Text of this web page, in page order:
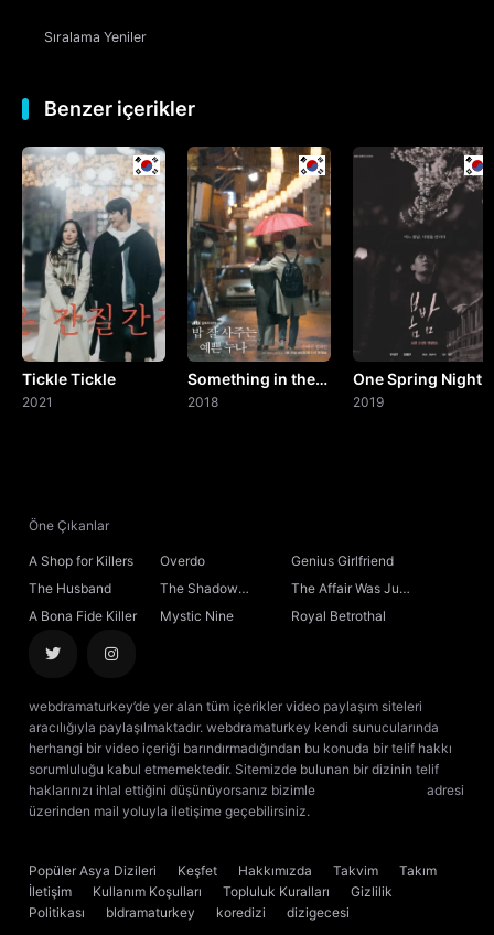
14. Bölüm
15. Bölüm
16. Bölüm Final
Sıralama Yeniler
Benzer içerikler
Tickle Tickle
2021
Something in the
Rain
2018
One Spring Night
2019
Öne Çıkanlar
A Shop for Killers Overdo
Genius Girlfriend
The Husband
The Shadow
Sovereign
The Affair Was Just
the Beginning
A Bona Fide Killer Mystic Nine Royal Betrothal
webdramaturkey’de yer alan tüm içerikler video paylaşım siteleri
aracılığıyla paylaşılmaktadır. webdramaturkey kendi sunucularında
herhangi bir video içeriği barındırmadığından bu konuda bir telif hakkı
sorumluluğu kabul etmemektedir. Sitemizde bulunan bir dizinin telif
haklarınızı ihlal ettiğini düşünüyorsanız bizimle
adresi
üzerinden mail yoluyla iletişime geçebilirsiniz.
Popüler Asya Dizileri Keşfet Hakkımızda Takvim
Takım
İletişim
Kullanım Koşulları Topluluk Kuralları
Gizlilik
Politikası
bldramaturkey koredizi
dizigecesi